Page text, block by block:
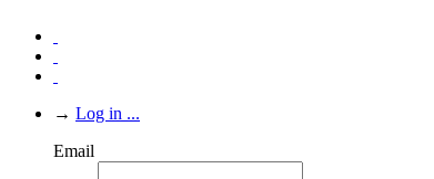
→ Log in ...
Email